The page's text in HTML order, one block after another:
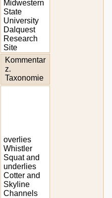
Midwestern
State
University
Dalquest
Research
Site
Kommentar
z.
Taxonomie
overlies
Whistler
Squat and
underlies
Cotter and
Skyline
Channels